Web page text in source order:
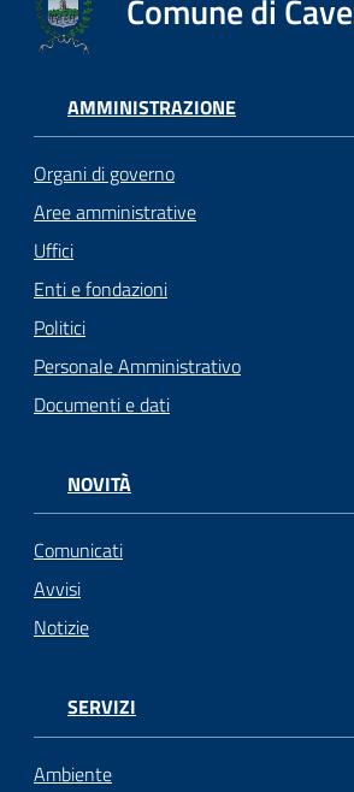
Seguici
su
Comune di
AMMINISTRAZIONE
Organi di governo
Aree amministrative
Uffici
Enti e fondazioni
Politici
Personale Amministrativo
Documenti e dati
NOVITÀ
Comunicati
Avvisi
Notizie
SERVIZI
Ambiente